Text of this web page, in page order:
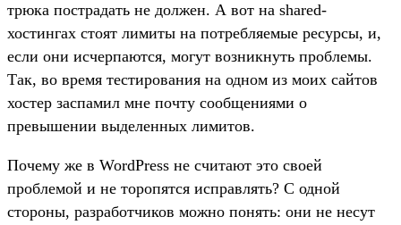
трюка пострадать не должен. А вот на shared-
хостингах стоят лимиты на потребляемые ресурсы, и,
если они исчерпаются, могут возникнуть проблемы.
Так, во время тестирования на одном из моих сайтов
хостер заспамил мне почту сообщениями о
превышении выделенных лимитов.
Почему же в WordPress не считают это своей
проблемой и не торопятся исправлять? С одной
стороны, разработчиков можно понять: они не несут